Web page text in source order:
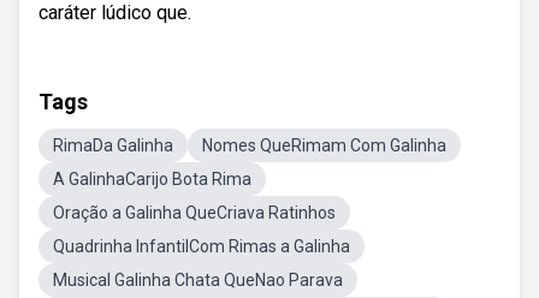
caráter lúdico que.
Tags
RimaDa Galinha
Nomes QueRimam Com Galinha
A GalinhaCarijo Bota Rima
Oração a Galinha QueCriava Ratinhos
Quadrinha InfantilCom Rimas a Galinha
Musical Galinha Chata QueNao Parava